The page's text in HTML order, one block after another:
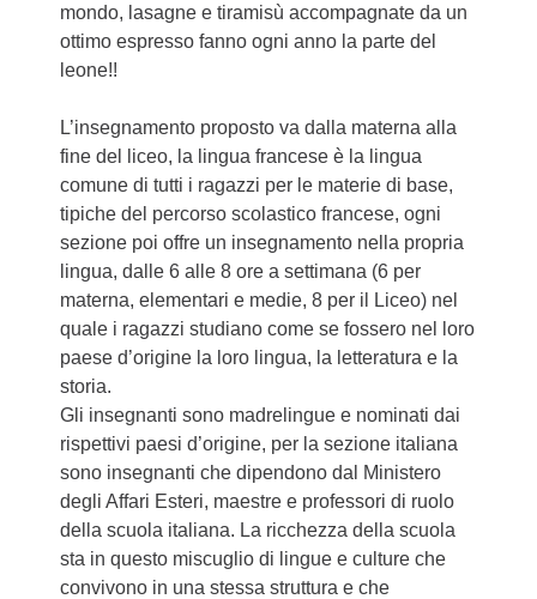
mondo, lasagne e tiramisù accompagnate da un
ottimo espresso fanno ogni anno la parte del
leone!!
L’insegnamento proposto va dalla materna alla
fine del liceo, la lingua francese è la lingua
comune di tutti i ragazzi per le materie di base,
tipiche del percorso scolastico francese, ogni
sezione poi offre un insegnamento nella propria
lingua, dalle 6 alle 8 ore a settimana (6 per
materna, elementari e medie, 8 per il Liceo) nel
quale i ragazzi studiano come se fossero nel loro
paese d’origine la loro lingua, la letteratura e la
storia.
Gli insegnanti sono madrelingue e nominati dai
rispettivi paesi d’origine, per la sezione italiana
sono insegnanti che dipendono dal Ministero
degli Affari Esteri, maestre e professori di ruolo
della scuola italiana. La ricchezza della scuola
sta in questo miscuglio di lingue e culture che
convivono in una stessa struttura e che